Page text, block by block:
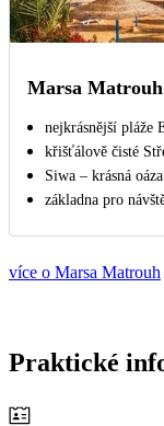
Marsa
nejkrásnější pláže
křišťálově čisté
Siwa – krásná
základna pro
více o Marsa Matrouh
Praktické